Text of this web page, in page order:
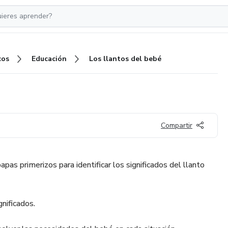
Educación Los llantos del bebé
Compartir
primerizos para identificar los significados del llanto